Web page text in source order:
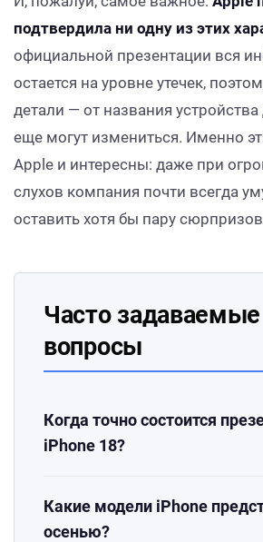
подтвердила ни одну из этих
официальной презентации вся
остается на уровне утечек,
детали — от названия
еще могут измениться. Именно
Apple и интересны: даже при
слухов компания почти всегда
оставить хотя бы пару
Часто задаваемые
вопросы
Когда точно состоится
iPhone 18?
Какие модели iPhone
осенью?